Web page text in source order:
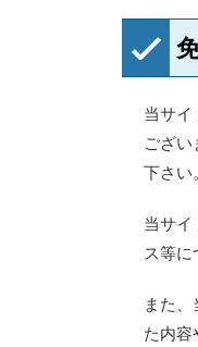
当サイ
ござ
下さい
当サイ
ス等に
また
た内容